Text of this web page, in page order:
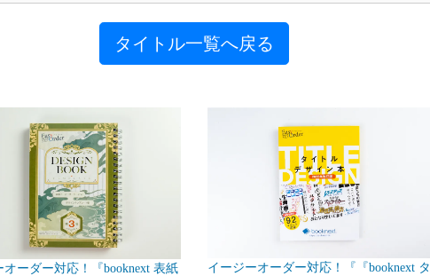
タイトル一覧へ戻る
オーダー対応！『booknext 表紙
イージーオーダー対応！『『booknext タ